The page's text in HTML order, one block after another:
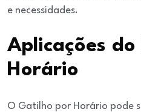
e necessidades.
Aplicações
Horário
O Gatilho por Horário pode